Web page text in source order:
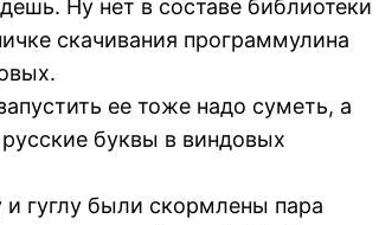
Ну нет в составе библиотеки
скачивания программулина
ее тоже надо суметь, а
буквы в виндовых
и гуглу были скормлены пара